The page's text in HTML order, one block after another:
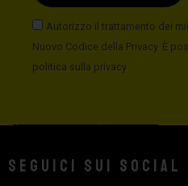
Autorizzo il trattamento dei
Nuovo Codice della Privacy. È
politica sulla privacy
Seguici sui social